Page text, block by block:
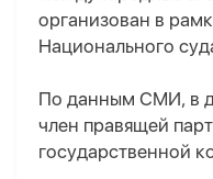
организован в
Национального
По данным СМИ, в
член правящей
государственной